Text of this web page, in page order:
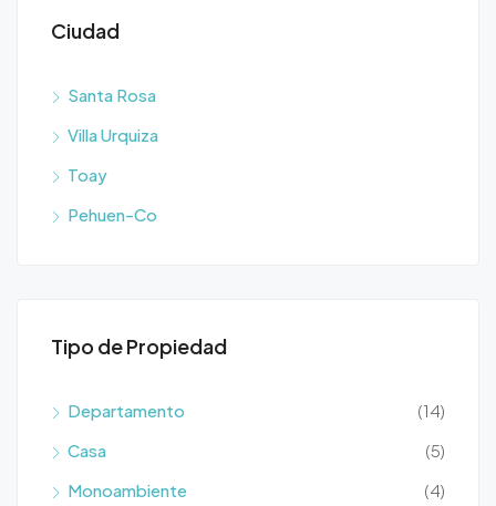
Ciudad
Santa Rosa
Villa Urquiza
Toay
Pehuen-Co
Tipo de Propiedad
Departamento
(14)
Casa
(5)
Monoambiente
(4)